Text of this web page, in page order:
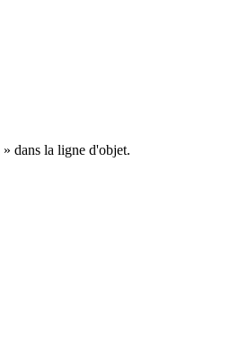
» dans la ligne d'objet.